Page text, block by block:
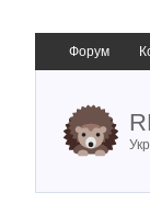
Форум